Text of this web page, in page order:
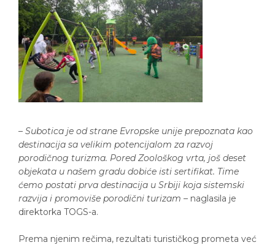
– Subotica je od strane Evropske unije prepoznata kao
destinacija sa velikim potencijalom za razvoj
porodičnog turizma. Pored Zoološkog vrta, još deset
objekata u našem gradu dobiće isti sertifikat. Time
ćemo postati prva destinacija u Srbiji koja sistemski
razvija i promoviše porodični turizam – naglasila je
direktorka TOGS-a.
Prema njenim rečima, rezultati turističkog prometa već